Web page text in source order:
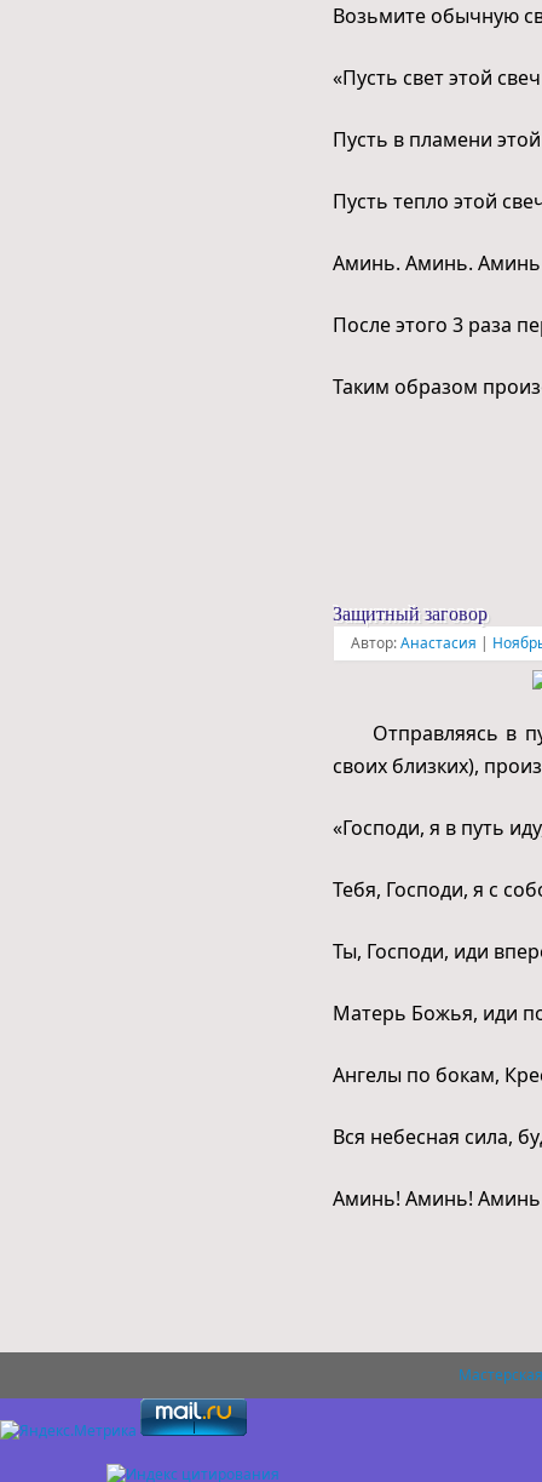
Возьмите обычную
«Пусть свет этой
Пусть в пламени
Пусть тепло этой
Аминь. Аминь.
После этого 3 раза
Таким образом
Защитный заговор
Автор:Анастасия |
Отправляясь в
своих близких),
«Господи, я в путь
Тебя, Господи, я с
Ты, Господи, иди
Матерь Божья, иди
Ангелы по бокам,
Вся небесная сила,
Аминь! Аминь!